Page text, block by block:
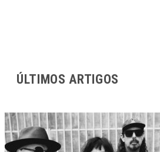
ÚLTIMOS ARTIGOS